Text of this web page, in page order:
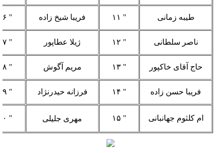
طیبه زمانی " ۱۱ فریبا شیخ زاده " ۲۶
ناصر سلطانی " ۱۲ ژیلا عطاپور " ۲۷
حاج آقای خاکپور " ۱۳ مریم آگوش " ۲۸
فریبا حسن زاده " ۱۴ فرزانه حیدرنژاد " ۲۹
ام کلثوم جهانبانی " ۱۵ مهری جلیلی "